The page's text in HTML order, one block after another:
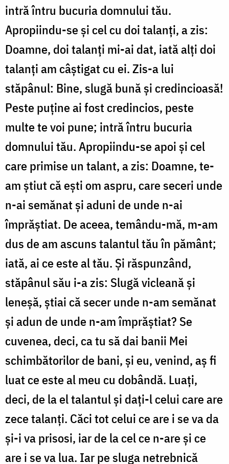
intră întru bucuria domnului tău.
Apropiindu-se și cel cu doi talanți, a zis:
Doamne, doi talanți mi-ai dat, iată alți doi
talanți am câștigat cu ei. Zis-a lui
stăpânul: Bine, slugă bună și credincioasă!
Peste puține ai fost credincios, peste
multe te voi pune; intră întru bucuria
domnului tău. Apropiindu-se apoi și cel
care primise un talant, a zis: Doamne, te-
am știut că ești om aspru, care seceri unde
n-ai semănat și aduni de unde n-ai
împrăștiat. De aceea, temându-mă, m-am
dus de am ascuns talantul tău în pământ;
iată, ai ce este al tău. Și răspunzând,
stăpânul său i-a zis: Slugă vicleană și
leneșă, știai că secer unde n-am semănat
și adun de unde n-am împrăștiat? Se
cuvenea, deci, ca tu să dai banii Mei
schimbătorilor de bani, și eu, venind, aș fi
luat ce este al meu cu dobândă. Luați,
deci, de la el talantul și dați-l celui care are
zece talanți. Căci tot celui ce are i se va da
și-i va prisosi, iar de la cel ce n-are și ce
are i se va lua. Iar pe sluga netrebnică